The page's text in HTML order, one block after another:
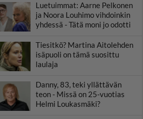
Luetuimmat: Aarne Pelkonen
ja Noora Louhimo vihdoinkin
yhdessä - Tätä moni jo odotti
Tiesitkö? Martina Aitolehden
isäpuoli on tämä suosittu
laulaja
Danny, 83, teki yllättävän
teon - Missä on 25-vuotias
Helmi Loukasmäki?